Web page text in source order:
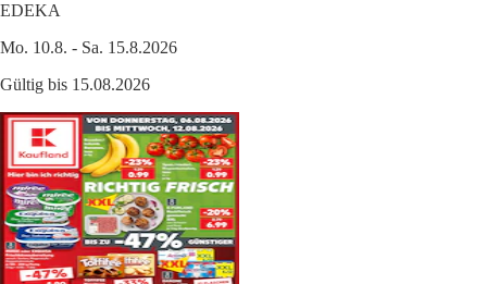
EDEKA
Mo. 10.8. - Sa. 15.8.2026
Gültig bis 15.08.2026